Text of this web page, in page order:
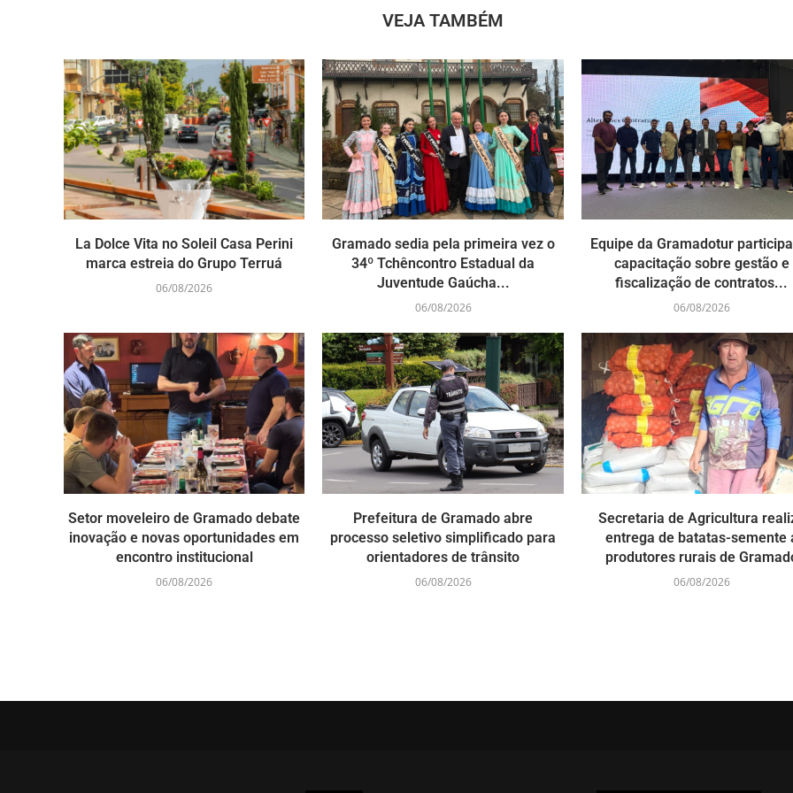
VEJA TAMBÉM
La Dolce Vita no Soleil Casa Perini
marca estreia do Grupo Terruá
06/08/2026
Gramado sedia pela primeira vez o
34º Tchêncontro Estadual da
Juventude Gaúcha...
06/08/2026
Equipe da Gramadotur
capacitação sobre gestão e
fiscalização de contratos...
06/08/2026
Setor moveleiro de Gramado debate
inovação e novas oportunidades em
encontro institucional
06/08/2026
Prefeitura de Gramado abre
processo seletivo simplificado para
orientadores de trânsito
06/08/2026
Secretaria de Agricultura
entrega de batatas-semente
produtores rurais de
06/08/2026